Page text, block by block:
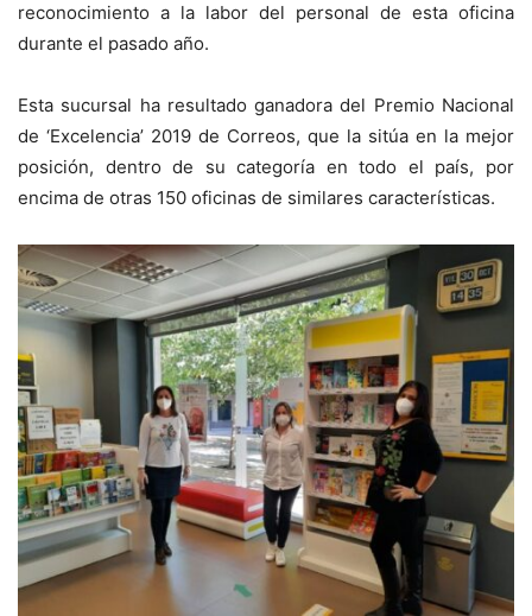
reconocimiento a la labor del personal de esta oficina
durante el pasado año.
Esta sucursal ha resultado ganadora del Premio Nacional
de ‘Excelencia’ 2019 de Correos, que la sitúa en la mejor
posición, dentro de su categoría en todo el país, por
encima de otras 150 oficinas de similares características.